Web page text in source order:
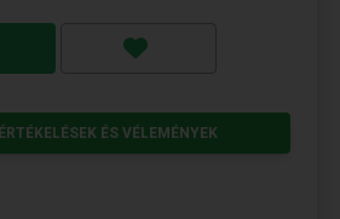
ÉRTÉKELÉSEK ÉS VÉLEMÉNYEK